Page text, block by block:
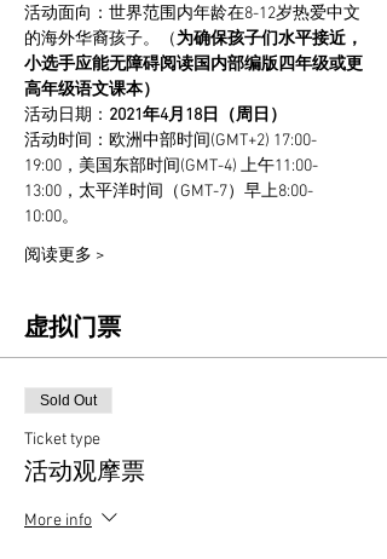
活动面向：世界范围内年龄在8-12岁热爱中文
的海外华裔孩子。（为确保孩子们水平接近，
小选手应能无障碍阅读国内部编版四年级或更
高年级语文课本）
活动日期： 2021年4月18日（周日）
活动时间：欧洲中部时间(GMT+2) 17:00-
19:00，美国东部时间(GMT-4) 上午11:00-
13:00，太平洋时间（GMT-7）早上8:00-
10:00。
阅读更多 >
虚拟门票
Sold Out
Ticket type
活动观摩票
More info